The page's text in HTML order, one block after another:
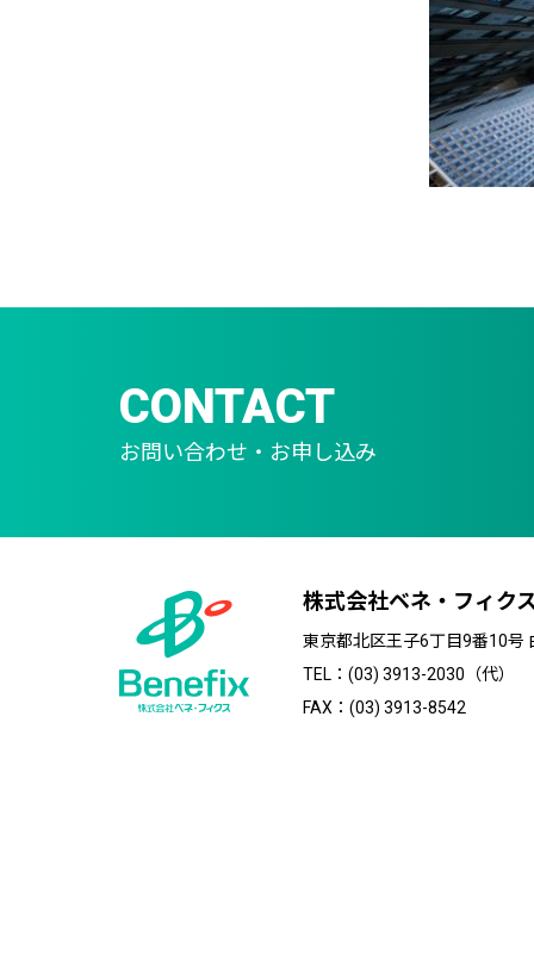
CONTACT
お問い合わせ・お申し込み
株式会社ベネ・フィク
東京都北区王子6丁目9番10号
TEL：(03) 3913-2030（代）
FAX：(03) 3913-8542